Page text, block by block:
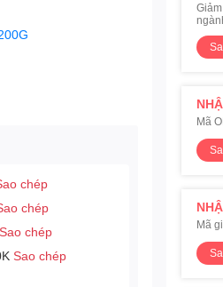
chép
chép
Sao chép
Sao chép
Mã
Mã